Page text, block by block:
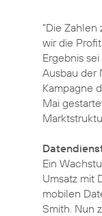
"Die
wir die
Ergebnis
Ausbau der
Kampagne
Mai
Ein
Umsatz mit
mobilen
Smith. Nun